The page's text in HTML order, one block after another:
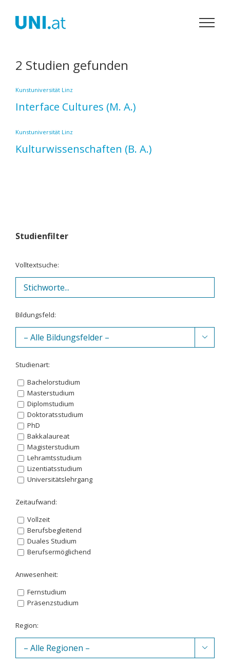
Inhalt
springen
2 Studien gefunden
Kunstuniversität Linz
Interface Cultures (M. A.)
Kunstuniversität Linz
Kulturwissenschaften (B. A.)
Studienfilter
Volltextsuche:
Bildungsfeld:

Studienart:
Bachelorstudium
Masterstudium
Diplomstudium
Doktoratsstudium
PhD
Bakkalaureat
Magisterstudium
Lehramtsstudium
Lizentiatsstudium
Universitätslehrgang
Zeitaufwand:
Vollzeit
Berufsbegleitend
Duales Studium
Berufsermöglichend
Anwesenheit:
Fernstudium
Präsenzstudium
Region:
